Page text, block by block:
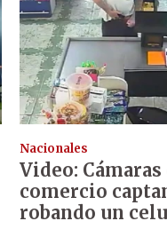
Nacionales
Video:
comercio
robando un